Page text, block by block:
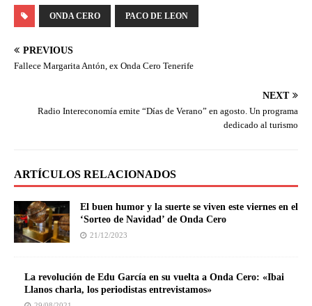
ONDA CERO PACO DE LEON
PREVIOUS
Fallece Margarita Antón, ex Onda Cero Tenerife
NEXT
Radio Intereconomía emite “Días de Verano” en agosto. Un programa
dedicado al turismo
ARTÍCULOS RELACIONADOS
El buen humor y la suerte se viven este viernes en el
‘Sorteo de Navidad’ de Onda Cero
21/12/2023
La revolución de Edu García en su vuelta a Onda Cero: «Ibai
Llanos charla, los periodistas entrevistamos»